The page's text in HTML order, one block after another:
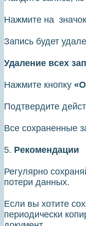
Нажмите на
Запись будет
Удаление всех
Нажмите кнопку
Подтвердите
Все сохраненные
5. Рекомендации
Регулярно
потери данных.
Если вы хотите
периодически